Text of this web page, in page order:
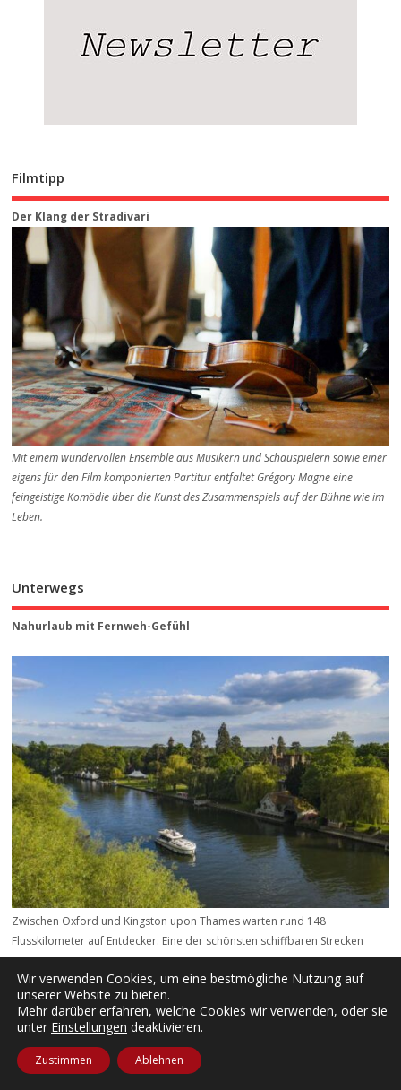
Filmtipp
Der Klang der Stradivari
Mit einem wundervollen Ensemble aus Musikern und Schauspielern sowie einer
eigens für den Film komponierten Partitur entfaltet Grégory Magne eine
feingeistige Komödie über die Kunst des Zusammenspiels auf der Bühne wie im
Leben.
Unterwegs
Nahurlaub mit Fernweh-Gefühl
Zwischen Oxford und Kingston upon Thames warten rund 148
Flusskilometer auf Entdecker: Eine der schönsten schiffbaren Strecken
Englands, die sich in aller Ruhe und ganz ohne Bootsführerschein per
Hausboot erkunden lässt.
Medizin
Wir verwenden Cookies, um eine bestmögliche Nutzung auf
unserer Website zu bieten.
Mehr darüber erfahren, welche Cookies wir verwenden, oder sie
unter Einstellungen deaktivieren.
Zustimmen Ablehnen